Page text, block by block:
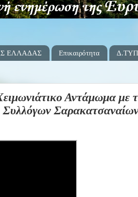
ΕΛΛΑΔΑΣ Επικαιρότητα
Αντάμωμα με
Συλλόγων